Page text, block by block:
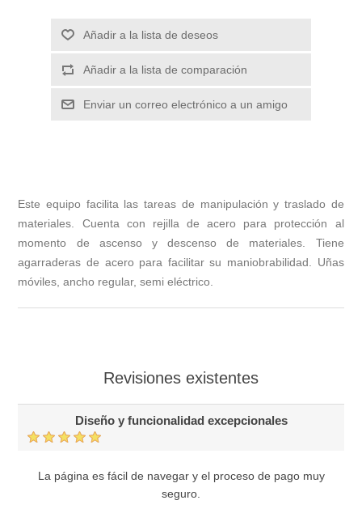
Añadir a la lista de deseos
Añadir a la lista de comparación
Enviar un correo electrónico a un amigo
Este equipo facilita las tareas de manipulación y traslado de
materiales. Cuenta con rejilla de acero para protección al
momento de ascenso y descenso de materiales. Tiene
agarraderas de acero para facilitar su maniobrabilidad. Uñas
móviles, ancho regular, semi eléctrico.
Revisiones existentes
Diseño y funcionalidad excepcionales
La página es fácil de navegar y el proceso de pago muy
seguro.